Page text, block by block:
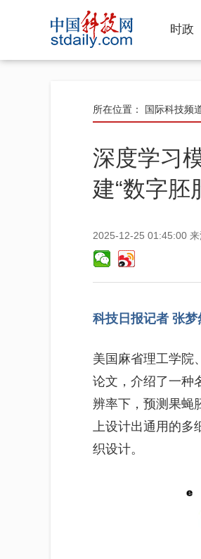
时政
所在位置： 国际科技频
深度学习
建“数字胚
2025-12-25 01:45:00
科技日报记者 张梦
美国麻省理工学院
论文，介绍了一种
辨率下，预测果蝇
上设计出通用的多
织设计。